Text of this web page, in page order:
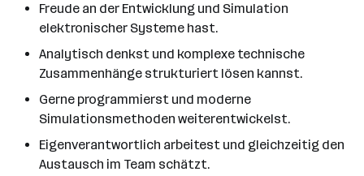
Freude an der Entwicklung und Simulation
elektronischer Systeme hast.
Analytisch denkst und komplexe technische
Zusammenhänge strukturiert lösen kannst.
Gerne programmierst und moderne
Simulationsmethoden weiterentwickelst.
Eigenverantwortlich arbeitest und gleichzeitig den
Austausch im Team schätzt.